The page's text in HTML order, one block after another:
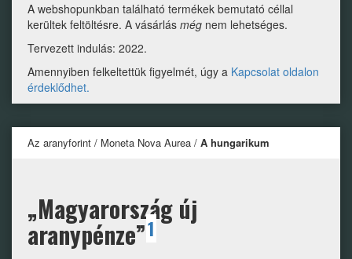
A webshopunkban található termékek bemutató céllal
kerültek feltöltésre. A vásárlás még nem lehetséges.
Tervezett indulás: 2022.
Amennyiben felkeltettük figyelmét, úgy a Kapcsolat oldalon
érdeklődhet.
Az aranyforint / Moneta Nova Aurea / A hungarikum
„Magyarország új
aranypénze”1